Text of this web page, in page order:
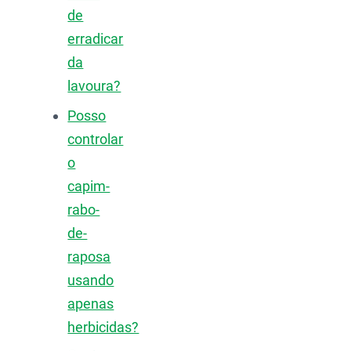
de
erradicar
da
lavoura?
Posso
controlar
o
capim-
rabo-
de-
raposa
usando
apenas
herbicidas?